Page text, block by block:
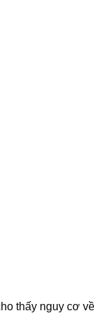
thấy nguy cơ